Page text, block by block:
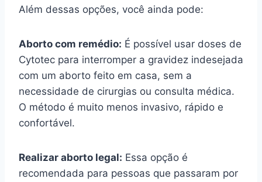
Além dessas opções, você ainda pode:
Aborto com remédio: É possível usar doses de
Cytotec para interromper a gravidez indesejada
com um aborto feito em casa, sem a
necessidade de cirurgias ou consulta médica.
O método é muito menos invasivo, rápido e
confortável.
Realizar aborto legal: Essa opção é
recomendada para pessoas que passaram por